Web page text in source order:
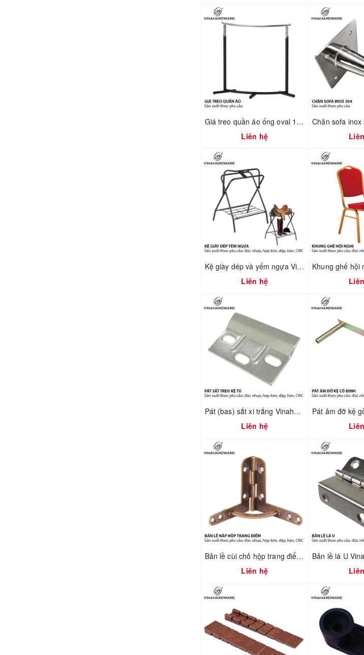
Giá treo quần áo ống oval 1900.1.13506
Liên hệ
Kệ giày dép và yếm ngựa Vinahardware 2302.1.64006
Liên hệ
Pát (bas) sắt xi trắng Vinahardware mã 1608.4.60404
Liên hệ
Bản lề cùi chỏ hộp trang điểm Vinahardware 7100.4.01118
Liên hệ